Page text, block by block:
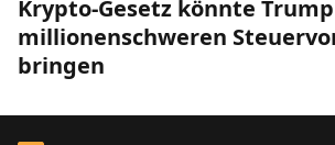
Krypto-Gesetz könnte Trump
millionenschweren
bringen